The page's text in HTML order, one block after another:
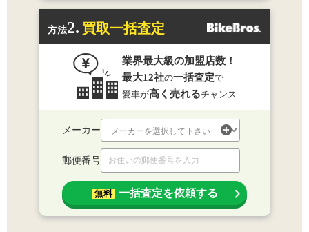
方法2. 買取一括査定
業界最大級の加盟店数！
最大12社の一括査定で
愛車が高く売れるチャンス
メーカー
郵便番号
無料 一括査定を依頼する